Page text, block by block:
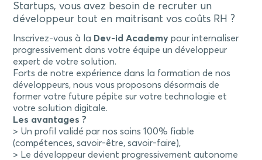
Startups, vous avez besoin de recruter un
développeur tout en maitrisant vos coûts RH ?
Inscrivez-vous à la Dev-id Academy pour internaliser
progressivement dans votre équipe un développeur
expert de votre solution.
Forts de notre expérience dans la formation de nos
développeurs, nous vous proposons désormais de
former votre future pépite sur votre technologie et
votre solution digitale.
Les avantages ?
> Un profil validé par nos soins 100% fiable
(compétences, savoir-être, savoir-faire),
> Le développeur devient progressivement autonome